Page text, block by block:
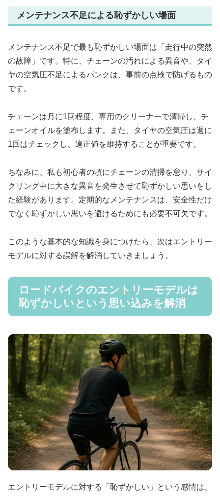
メンテナンス不足による恥ずかしい場面
メンテナンス不足で最も恥ずかしい場面は「走行中の突然
の故障」です。特に、チェーンの汚れによる異音や、タイ
ヤの空気圧不足によるパンクは、事前の点検で防げるもの
です。
チェーンは月に1回程度、専用のクリーナーで清掃し、チ
ェーンオイルを塗布します。また、タイヤの空気圧は週に
1回はチェックし、適正値を維持することが重要です。
ちなみに、私も初心者の頃にチェーンの清掃を怠り、サイ
クリング中に大きな異音を発生させて恥ずかしい思いをし
た経験があります。定期的なメンテナンスは、安全性だけ
でなく恥ずかしい思いを避けるためにも必要不可欠です。
このような基本的な知識を身につけたら、次はエントリー
モデルに対する誤解を解消していきましょう。
ロードバイクのエントリーモデルは
恥ずかしいという思い込みを解消
エントリーモデルに対する「恥ずかしい」という感情は、